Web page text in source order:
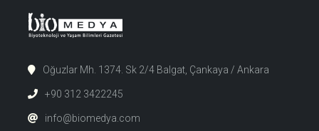
Oğuzlar Mh. 1374. Sk 2/4 Balgat, Çankaya / Ankara
+90 312 3422245
info@biomedya.com